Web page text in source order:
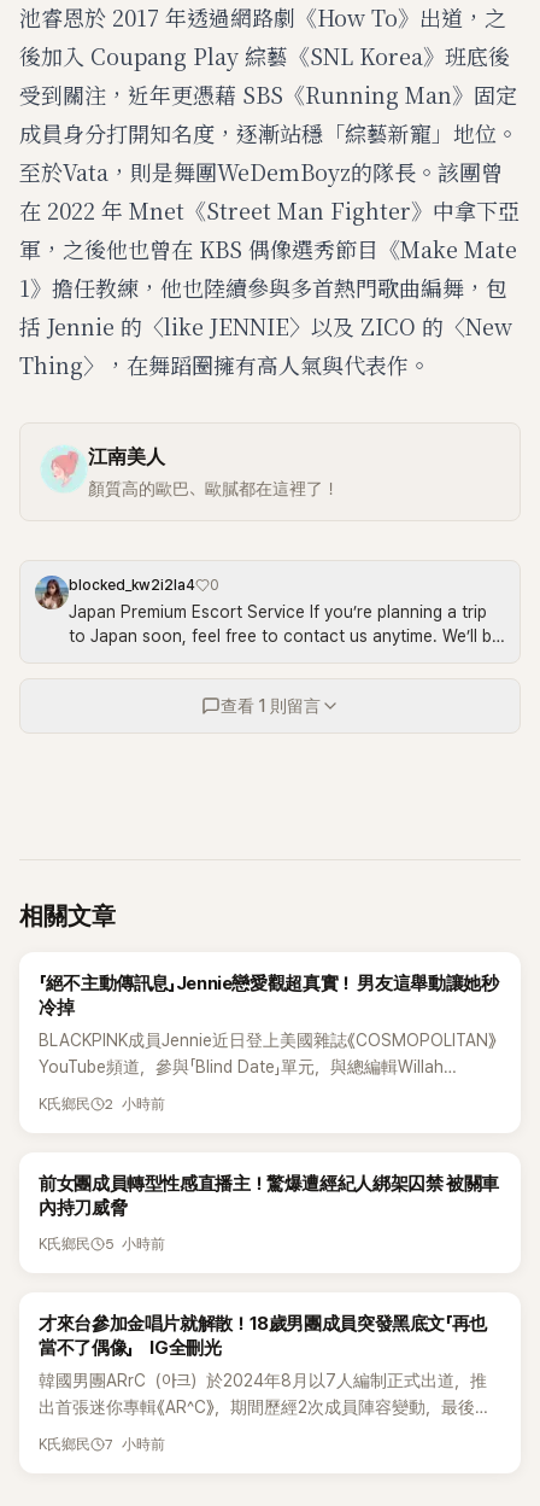
池睿恩於 2017 年透過網路劇《How To》出道，之
後加入 Coupang Play 綜藝《SNL Korea》班底後
受到關注，近年更憑藉 SBS《Running Man》固定
成員身分打開知名度，逐漸站穩「綜藝新寵」地位。
至於Vata，則是舞團WeDemBoyz的隊長。該團曾
在 2022 年 Mnet《Street Man Fighter》中拿下亞
軍，之後他也曾在 KBS 偶像選秀節目《Make Mate
1》擔任教練，他也陸續參與多首熱門歌曲編舞，包
括 Jennie 的〈like JENNIE〉以及 ZICO 的〈New
Thing〉，在舞蹈圈擁有高人氣與代表作。
江南美人
顏質高的歐巴、歐膩都在這裡了！
blocked_kw2i2la4 0
Japan Premium Escort Service If you’re planning a trip
to Japan soon, feel free to contact us anytime. We’ll be
查看 1 則留言
相關文章
K-POP
「絕不主動傳訊息」Jennie戀愛觀超真實！ 男友這舉動讓她秒
冷掉
BLACKPINK成員Jennie近日登上美國雜誌《COSMOPOLITAN》
YouTube頻道，參與「Blind Date」單元，與總編輯Willah
Bennett大聊感情話題，從挑選約會對象、聯絡方式，到第一次
K氏鄉民 2 小時前
K-POP
前女團成員轉型性感直播主！驚爆遭經紀人綁架囚禁 被關車
內持刀威脅
K氏鄉民 5 小時前
K-POP
才來台參加金唱片就解散！18歲男團成員突發黑底文「再也
當不了偶像」 IG全刪光
韓國男團ARrC（아크）於2024年8月以7人編制正式出道，推
出首張迷你專輯《AR^C》，期間歷經2次成員陣容變動，最後一
張作品則是2025年11月推出的〈Skiid〉。沒想到出道不到2年，
K氏鄉民 7 小時前